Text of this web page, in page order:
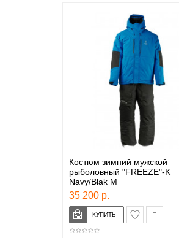
Костюм зимний мужской
рыболовный "FREEZE"-K
Navy/Blak М
35 200 р.
в закладки